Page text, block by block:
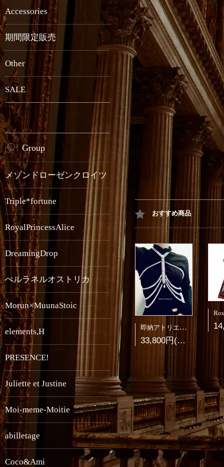
おすすめ商品
即納アトリエシレンシオ肋骨真珠ネックレス(プラスサイズ)
33,800円(税3,073円)
Accessories
期間限定販売
Other
SALE
Group
メゾンドローゼンクロイツ
Triple*fortune
RoyalPrincessAlice
DreamingDrop
ぺルラネルオストリカ
Morun×MuunaStoic
elements,H
PRESENCE!
Juliette et Justine
Moi-meme-Moitie
abilletage
Coco&Ami